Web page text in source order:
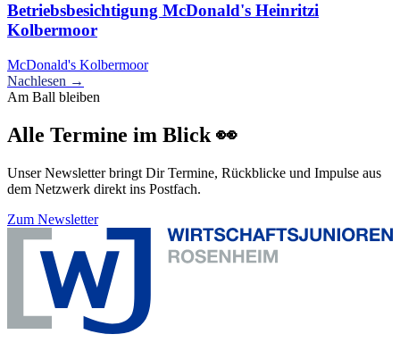
Betriebsbesichtigung McDonald's Heinritzi
Kolbermoor
McDonald's Kolbermoor
Nachlesen →
Am Ball bleiben
Alle Termine im Blick 👀
Unser Newsletter bringt Dir Termine, Rückblicke und Impulse aus
dem Netzwerk direkt ins Postfach.
Zum Newsletter